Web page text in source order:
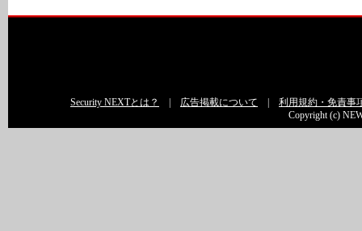
Security NEXTとは？ 広告掲載について
利用規約・免責事
Copyright (c)